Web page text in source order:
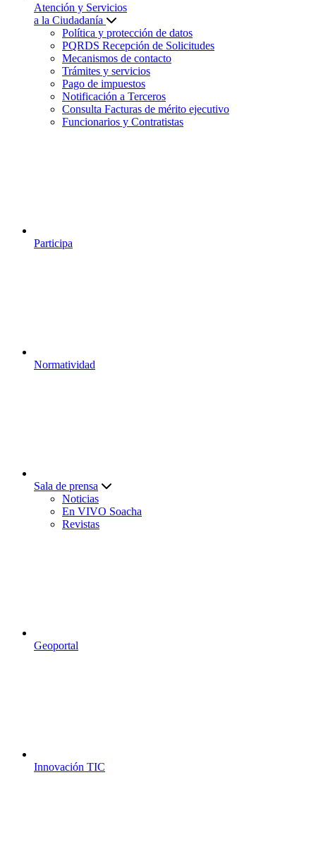
Atención y Servicios
a la Ciudadanía
Política y protección de datos
PQRDS Recepción de Solicitudes
Mecanismos de contacto
Trámites y servicios
Pago de impuestos
Notificación a Terceros
Consulta Facturas de mérito ejecutivo
Funcionarios y Contratistas
Participa
Normatividad
Sala de prensa
Noticias
En VIVO Soacha
Revistas
Geoportal
Innovación TIC